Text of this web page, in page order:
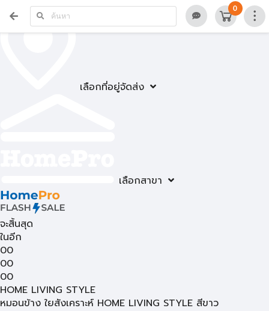
เลือกที่อยู่จัดส่ง
เลือกสาขา
0
จะสิ้นสุด
ในอีก
00
00
00
HOME LIVING STYLE
หมอนข้าง ใยสังเคราะห์ HOME LIVING STYLE สีขาว